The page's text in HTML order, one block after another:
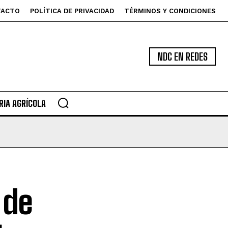
POLÍTICA DE PRIVACIDAD TÉRMINOS Y CONDICIONES
NDC EN REDES
AGRÍCOLA